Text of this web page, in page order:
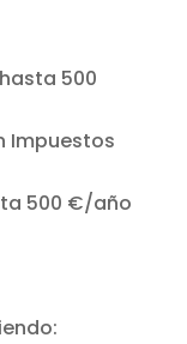
500
Impuestos
500 €/año